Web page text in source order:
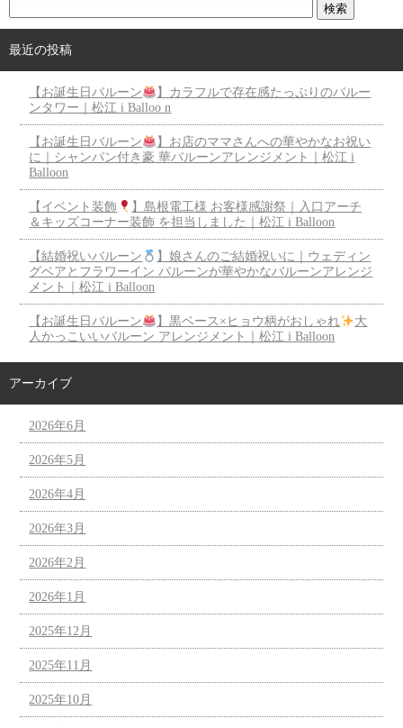
最近の投稿
【お誕生日バルーン
】カラフルで存在感たっぷりのバルー
ンタワー｜松江 i Balloo n
【お誕生日バルーン
】お店のママさんへの華やかなお祝い
に｜シャンパン付き豪 華バルーンアレンジメント｜松江 i
Balloon
【イベント装飾
】島根電工様 お客様感謝祭｜入口アーチ
＆キッズコーナー装飾 を担当しました｜松江 i Balloon
【結婚祝いバルーン
】娘さんのご結婚祝いに｜ウェディン
グベアとフラワーイン バルーンが華やかなバルーンアレンジ
メント｜松江 i Balloon
【お誕生日バルーン 】黒ベース×ヒョウ柄がおしゃれ
大
人かっこいいバルーン アレンジメント｜松江 i Balloon
アーカイブ
2026年6月
2026年5月
2026年4月
2026年3月
2026年2月
2026年1月
2025年12月
2025年11月
2025年10月